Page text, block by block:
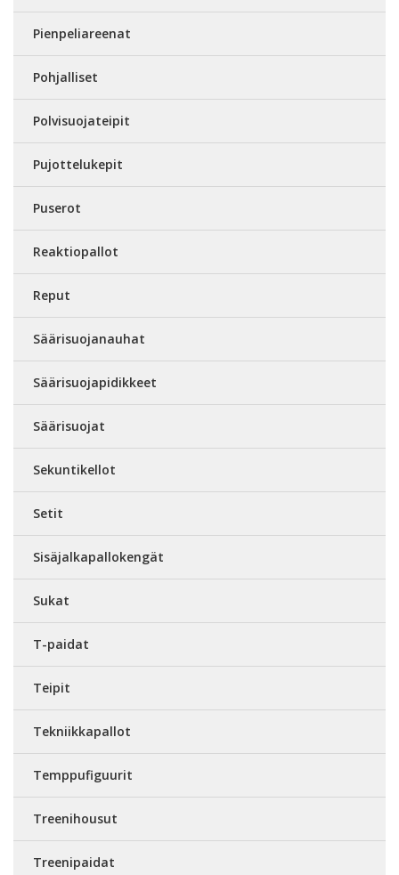
Pienpeliareenat
Pohjalliset
Polvisuojateipit
Pujottelukepit
Puserot
Reaktiopallot
Reput
Säärisuojanauhat
Säärisuojapidikkeet
Säärisuojat
Sekuntikellot
Setit
Sisäjalkapallokengät
Sukat
T-paidat
Teipit
Tekniikkapallot
Temppufiguurit
Treenihousut
Treenipaidat